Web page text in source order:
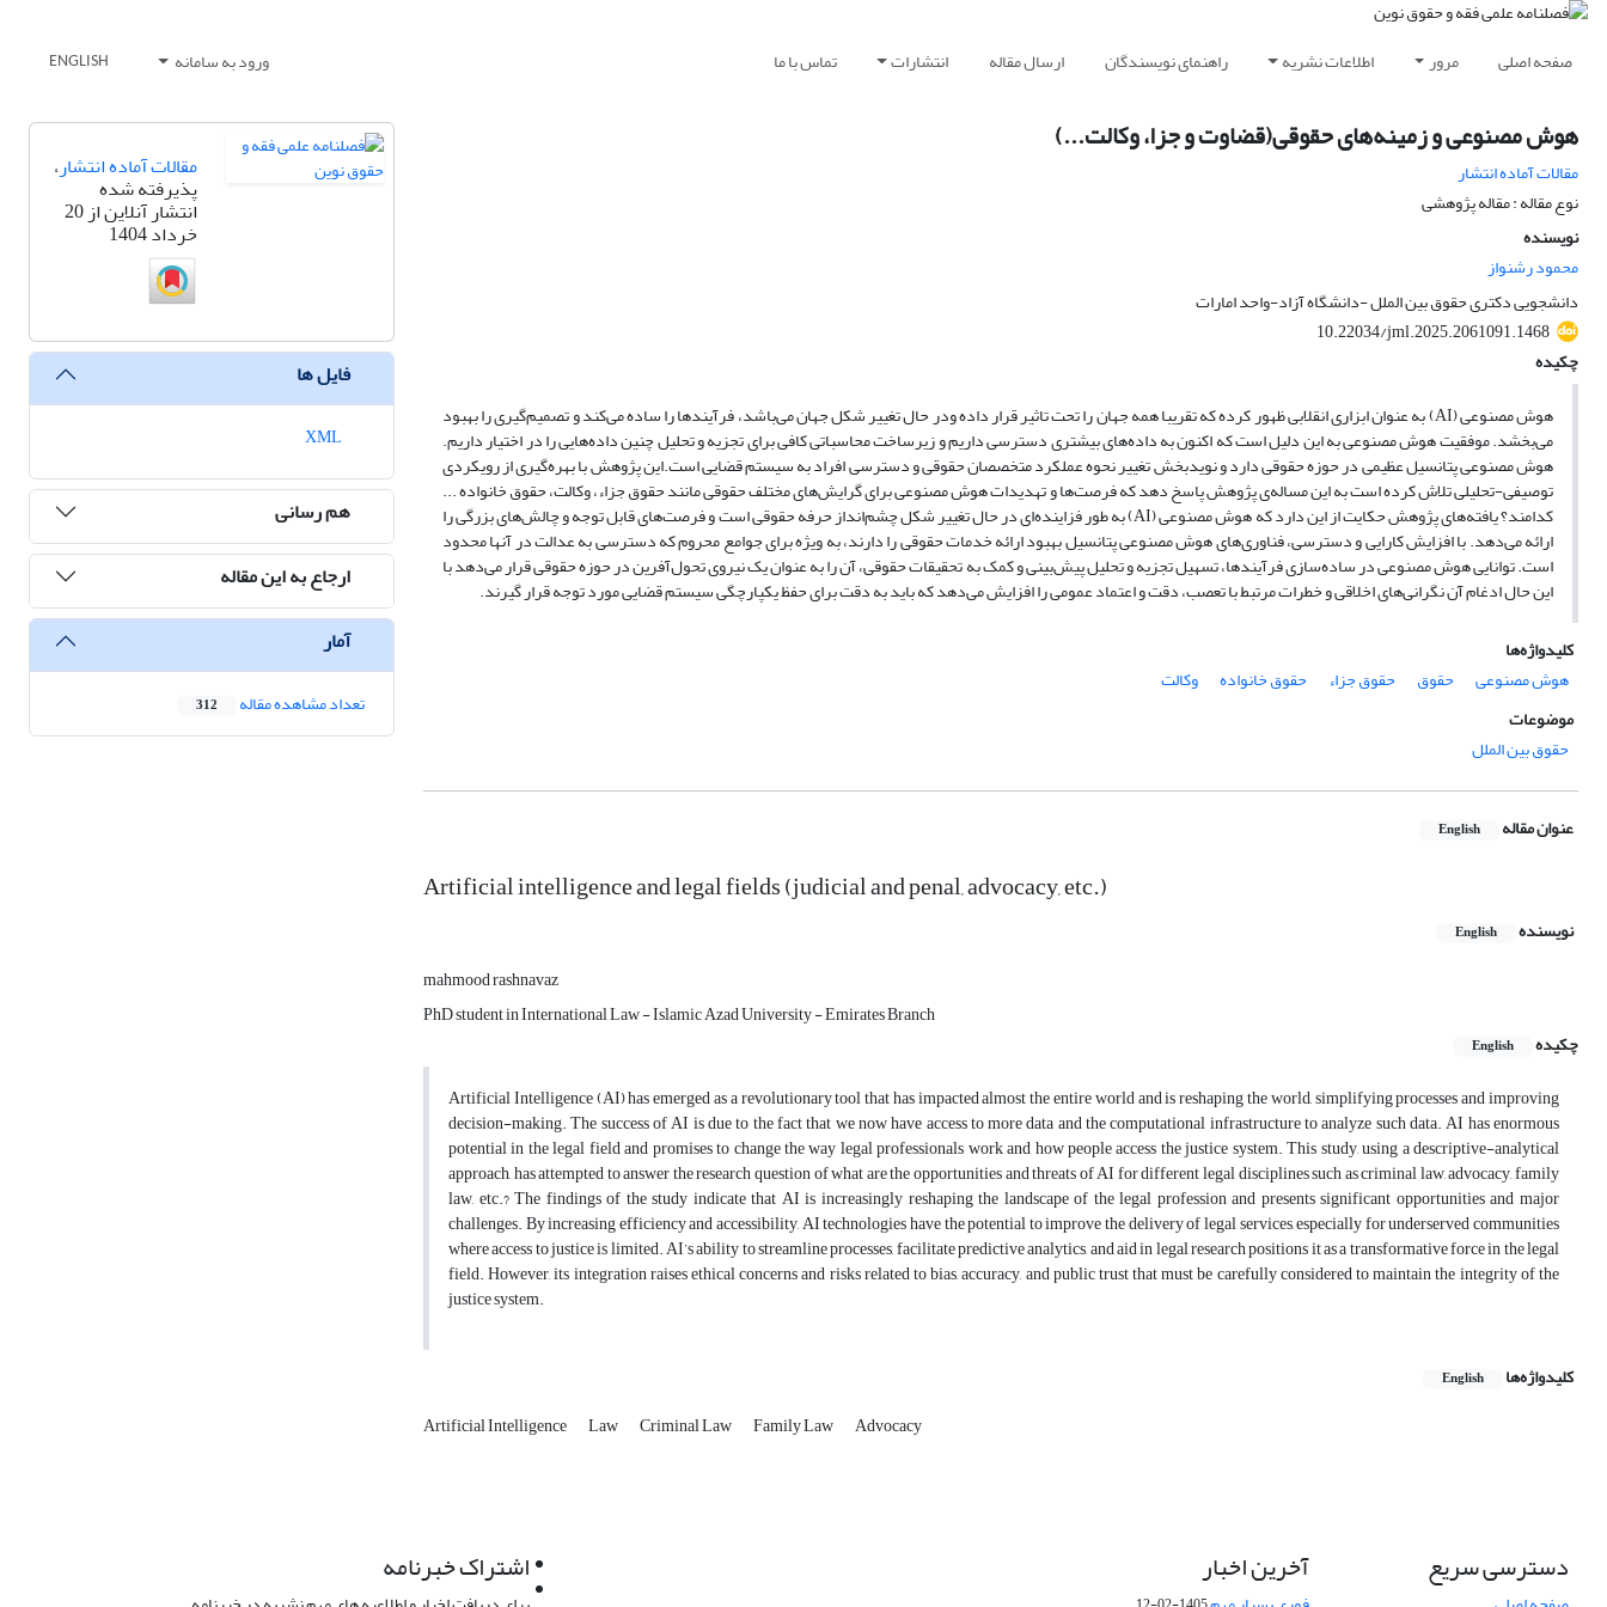
صفحه اصلی مرور اطلاعات نشریه راهنمای نویسندگان ارسال مقاله انتشارات تماس با ما ورود به سامانه ENGLISH
هوش مصنوعی و زمینه‌های حقوقی(قضاوت و جزا، وکالت...)
مقالات آماده انتشار
نوع مقاله : مقاله پژوهشی
نویسنده
محمود رشنواز
دانشجویی دکتری حقوق بین الملل -دانشگاه آزاد-واحد امارات
10.22034/jml.2025.2061091.1468
چکیده
هوش مصنوعی (AI) به عنوان ابزاری انقلابی ظهور کرده که تقریبا همه جهان را تحت تاثیر قرار داده ودر حال تغییر شکل جهان می‌باشد، فرآیندها را ساده می‌کند و تصمیم‌گیری را بهبود
می‌بخشد. موفقیت هوش مصنوعی به این دلیل است که اکنون به داده‌های بیشتری دسترسی داریم و زیرساخت محاسباتی کافی برای تجزیه و تحلیل چنین داده‌هایی را در اختیار داریم.
هوش مصنوعی پتانسیل عظیمی در حوزه حقوقی دارد و نویدبخش تغییر نحوه عملکرد متخصصان حقوقی و دسترسی افراد به سیستم قضایی است.این پژوهش با بهره‌گیری از رویکردی
توصیفی-تحلیلی تلاش کرده است به این مساله‌ی پژوهش پاسخ دهد که فرصت‌ها و تهدیدات هوش مصنوعی برای گرایش‌های مختلف حقوقی مانند حقوق جزاء، وکالت، حقوق خانواده ...
کدامند؟ یافته‌های پژوهش حکایت از این دارد که هوش مصنوعی (AI) به طور فزاینده‌ای در حال تغییر شکل چشم‌انداز حرفه حقوقی است و فرصت‌های قابل توجه و چالش‌های بزرگی را
ارائه می‌دهد. با افزایش کارایی و دسترسی، فناوری‌های هوش مصنوعی پتانسیل بهبود ارائه خدمات حقوقی را دارند، به ویژه برای جوامع محروم که دسترسی به عدالت در آنها محدود
است. توانایی هوش مصنوعی در ساده‌سازی فرآیندها، تسهیل تجزیه و تحلیل پیش‌بینی و کمک به تحقیقات حقوقی، آن را به عنوان یک نیروی تحول‌آفرین در حوزه حقوقی قرار می‌دهد با
این حال ادغام آن نگرانی‌های اخلاقی و خطرات مرتبط با تعصب، دقت و اعتماد عمومی را افزایش می‌دهد که باید به دقت برای حفظ یکپارچگی سیستم قضایی مورد توجه قرار گیرند.
کلیدواژه‌ها
هوش مصنوعی
حقوق حقوق جزاء حقوق خانواده
وکالت
موضوعات
حقوق بین الملل
عنوان مقاله English
Artificial intelligence and legal fields (judicial and penal, advocacy, etc.)
نویسنده English
mahmood rashnavaz
PhD student in International Law - Islamic Azad University - Emirates Branch
چکیده
English
Artificial Intelligence (AI) has emerged as a revolutionary tool that has impacted almost the entire world and is reshaping the world, simplifying processes and improving
decision-making. The success of AI is due to the fact that we now have access to more data and the computational infrastructure to analyze such data. AI has enormous
potential in the legal field and promises to change the way legal professionals work and how people access the justice system. This study, using a descriptive-analytical
approach, has attempted to answer the research question of what are the opportunities and threats of AI for different legal disciplines such as criminal law, advocacy, family
law, etc.? The findings of the study indicate that AI is increasingly reshaping the landscape of the legal profession and presents significant opportunities and major
challenges. By increasing efficiency and accessibility, AI technologies have the potential to improve the delivery of legal services, especially for underserved communities
where access to justice is limited. AI’s ability to streamline processes, facilitate predictive analytics, and aid in legal research positions it as a transformative force in the legal
field. However, its integration raises ethical concerns and risks related to bias, accuracy, and public trust that must be carefully considered to maintain the integrity of the
justice system.
کلیدواژه‌ها English
Artificial Intelligence Law Criminal Law Family Law Advocacy
مقالات آماده انتشار،
پذیرفته شده
انتشار آنلاین از 20
خرداد 1404
فایل ها
هم رسانی
ارجاع به این مقاله
آمار
تعداد مشاهده مقاله 312
دسترسی سریع آخرین اخبار اشتراک خبرنامه